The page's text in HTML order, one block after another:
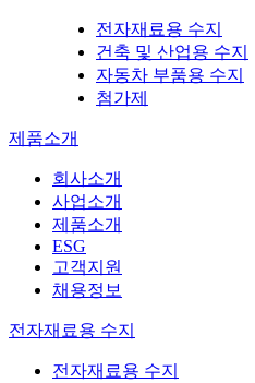
전자재료용 수지
건축 및 산업용 수지
자동차 부품용 수지
첨가제
제품소개
회사소개
사업소개
제품소개
ESG
고객지원
채용정보
전자재료용 수지
전자재료용 수지